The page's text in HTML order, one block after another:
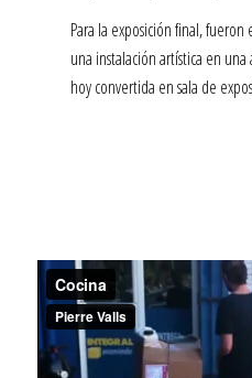
Para la exposición final,
una instalación artística en
hoy convertida en sala de